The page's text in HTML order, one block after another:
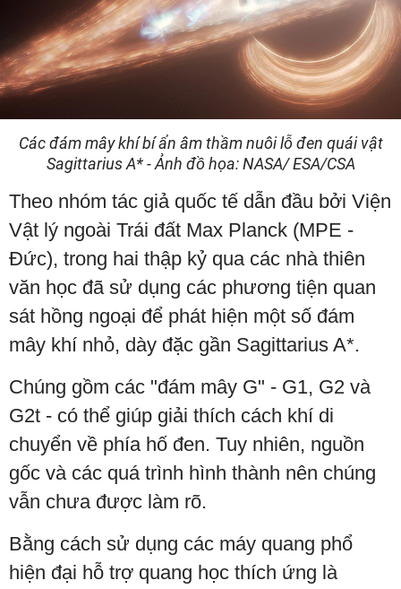
Các đám mây khí bí ẩn âm thầm nuôi lỗ đen quái vật
Sagittarius A* - Ảnh đồ họa: NASA/ ESA/CSA
Theo nhóm tác giả quốc tế dẫn đầu bởi Viện
Vật lý ngoài Trái đất Max Planck (MPE -
Đức), trong hai thập kỷ qua các nhà thiên
văn học đã sử dụng các phương tiện quan
sát hồng ngoại để phát hiện một số đám
mây khí nhỏ, dày đặc gần Sagittarius A*.
Chúng gồm các "đám mây G" - G1, G2 và
G2t - có thể giúp giải thích cách khí di
chuyển về phía hố đen. Tuy nhiên, nguồn
gốc và các quá trình hình thành nên chúng
vẫn chưa được làm rõ.
Bằng cách sử dụng các máy quang phổ
hiện đại hỗ trợ quang học thích ứng là